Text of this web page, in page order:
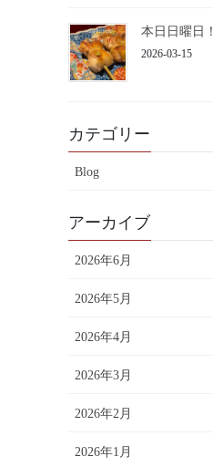
本日日曜日！
2026-03-15
カテゴリー
Blog
アーカイブ
2026年6月
2026年5月
2026年4月
2026年3月
2026年2月
2026年1月